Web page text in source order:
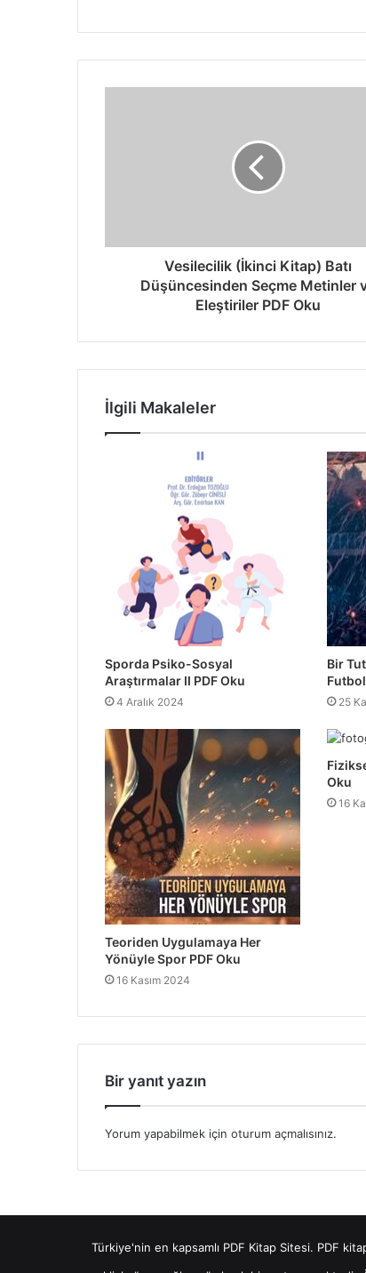
Vesilecilik (İkinci Kitap) Batı
Düşüncesinden Seçme Metinler
Eleştiriler PDF Oku
İlgili Makaleler
Sporda Psiko-Sosyal
Araştırmalar II PDF Oku
4 Aralık 2024
Bir
25
Teoriden Uygulamaya Her
Yönüyle Spor PDF Oku
16 Kasım 2024
Oku
16
Bir yanıt yazın
Yorum yapabilmek için oturum açmalısınız.
Türkiye'nin en kapsamlı PDF Kitap Sitesi. PDF